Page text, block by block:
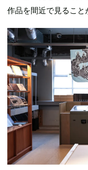
作品を間近で見ること